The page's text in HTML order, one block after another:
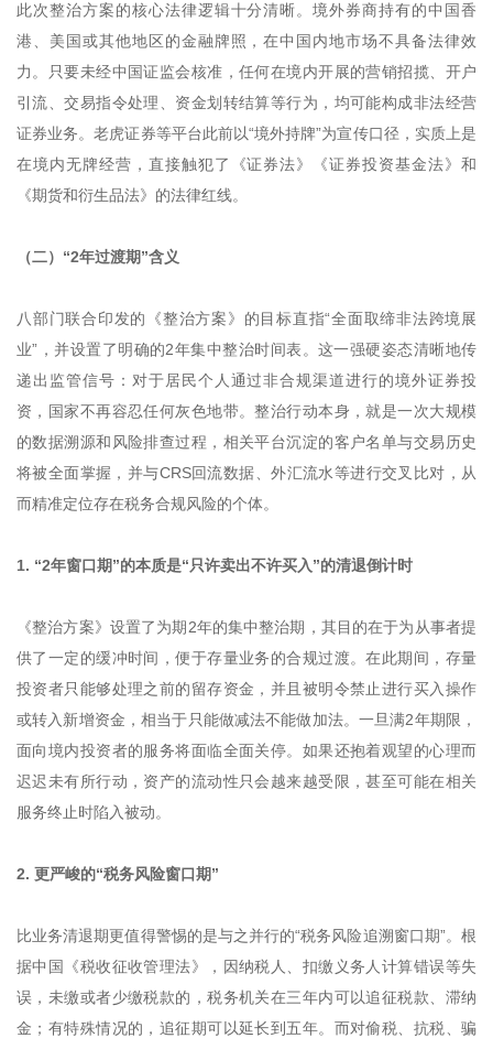
此次整治方案的核心法律逻辑十分清晰。境外券商持有的中国香
港、美国或其他地区的金融牌照，在中国内地市场不具备法律效
力。只要未经中国证监会核准，任何在境内开展的营销招揽、开户
引流、交易指令处理、资金划转结算等行为，均可能构成非法经营
证券业务。老虎证券等平台此前以“境外持牌”为宣传口径，实质上是
在境内无牌经营，直接触犯了《证券法》《证券投资基金法》和
《期货和衍生品法》的法律红线。
（二）“2年过渡期”含义
八部门联合印发的《整治方案》的目标直指“全面取缔非法跨境展
业”，并设置了明确的2年集中整治时间表。这一强硬姿态清晰地传
递出监管信号：对于居民个人通过非合规渠道进行的境外证券投
资，国家不再容忍任何灰色地带。整治行动本身，就是一次大规模
的数据溯源和风险排查过程，相关平台沉淀的客户名单与交易历史
将被全面掌握，并与CRS回流数据、外汇流水等进行交叉比对，从
而精准定位存在税务合规风险的个体。
1. “2年窗口期”的本质是“只许卖出不许买入”的清退倒计时
《整治方案》设置了为期2年的集中整治期，其目的在于为从事者提
供了一定的缓冲时间，便于存量业务的合规过渡。在此期间，存量
投资者只能够处理之前的留存资金，并且被明令禁止进行买入操作
或转入新增资金，相当于只能做减法不能做加法。一旦满2年期限，
面向境内投资者的服务将面临全面关停。如果还抱着观望的心理而
迟迟未有所行动，资产的流动性只会越来越受限，甚至可能在相关
服务终止时陷入被动。
2. 更严峻的“税务风险窗口期”‍
比业务清退期更值得警惕的是与之并行的“税务风险追溯窗口期”。根
据中国《税收征收管理法》，因纳税人、扣缴义务人计算错误等失
误，未缴或者少缴税款的，税务机关在三年内可以追征税款、滞纳
金；有特殊情况的，追征期可以延长到五年。而对偷税、抗税、骗